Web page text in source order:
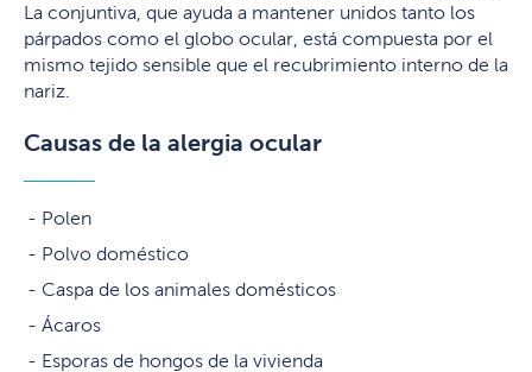
La conjuntiva, que ayuda a mantener unidos tanto los
párpados como el globo ocular, está compuesta por el
mismo tejido sensible que el recubrimiento interno de la
nariz.
Causas de la alergia ocular
Polen
Polvo doméstico
Caspa de los animales domésticos
Ácaros
Esporas de hongos de la vivienda